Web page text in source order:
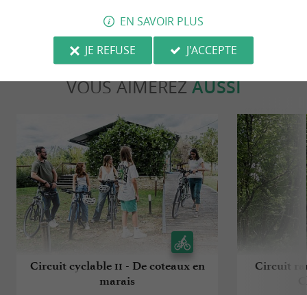
VOUS AIMEREZAUSSI
Circuit cyclable 11 - De coteaux en
marais
Circuit
EN SAVOIR PLUS
JE REFUSE
J'ACCEPTE